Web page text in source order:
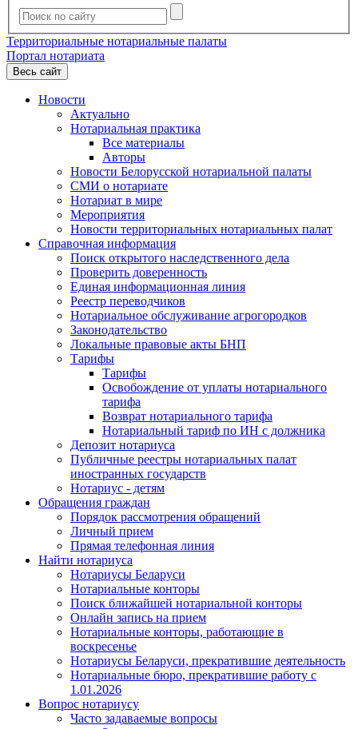
Территориальные нотариальные палаты
Портал нотариата
Весь сайт
Новости
Актуально
Нотариальная практика
Все материалы
Авторы
Новости Белорусской нотариальной палаты
СМИ о нотариате
Нотариат в мире
Мероприятия
Новости территориальных нотариальных палат
Справочная информация
Поиск открытого наследственного дела
Проверить доверенность
Единая информационная линия
Реестр переводчиков
Нотариальное обслуживание агрогородков
Законодательство
Локальные правовые акты БНП
Тарифы
Тарифы
Освобождение от уплаты нотариального
тарифа
Возврат нотариального тарифа
Нотариальный тариф по ИН с должника
Депозит нотариуса
Публичные реестры нотариальных палат
иностранных государств
Нотариус - детям
Обращения граждан
Порядок рассмотрения обращений
Личный прием
Прямая телефонная линия
Найти нотариуса
Нотариусы Беларуси
Нотариальные конторы
Поиск ближайшей нотариальной конторы
Онлайн запись на прием
Нотариальные конторы, работающие в
воскресенье
Нотариусы Беларуси, прекратившие деятельность
Нотариальные бюро, прекратившие работу с
1.01.2026
Вопрос нотариусу
Часто задаваемые вопросы